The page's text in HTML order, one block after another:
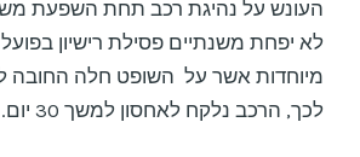
העונש על נהיגת רכב תחת השפעת
לא יפחת משנתיים פסילת רישיון
מיוחדות אשר על השופט חלה החובה
לכך, הרכב נלקח לאחסון למשך 30 יום.